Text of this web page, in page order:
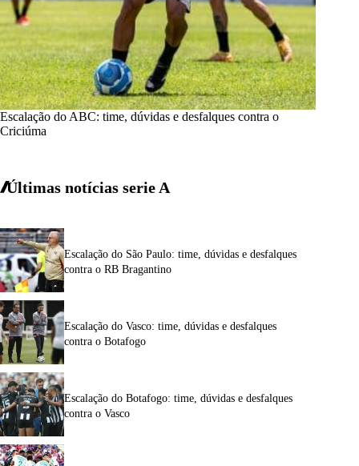
Escalação do ABC: time, dúvidas e desfalques contra o
Criciúma
Últimas notícias serie A
Escalação do São Paulo: time, dúvidas e desfalques
contra o RB Bragantino
Escalação do Vasco: time, dúvidas e desfalques
contra o Botafogo
Escalação do Botafogo: time, dúvidas e desfalques
contra o Vasco